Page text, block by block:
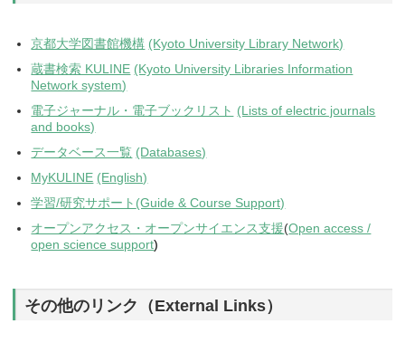
京都大学図書館機構 (Kyoto University Library Network)
蔵書検索 KULINE (Kyoto University Libraries Information
Network system)
電子ジャーナル・電子ブックリスト (Lists of electric journals
and books)
データベース一覧 (Databases)
MyKULINE (English)
学習/研究サポート (Guide & Course Support)
オープンアクセス・オープンサイエンス支援(Open access /
open science support)
その他のリンク（External Links）